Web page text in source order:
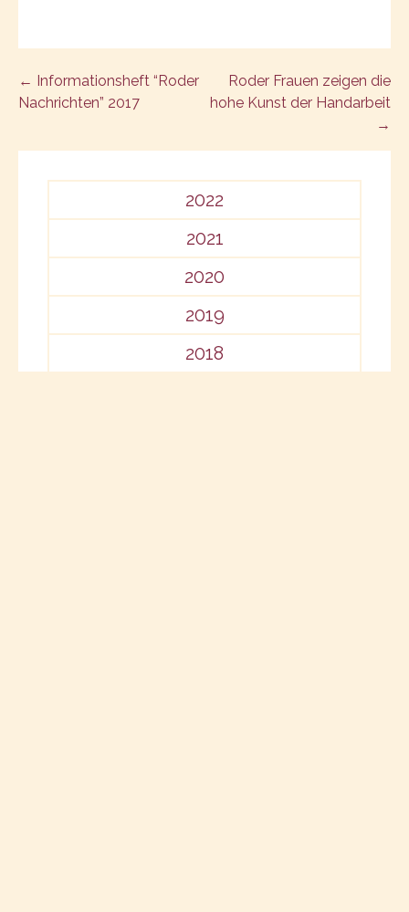
Post
← Informationsheft “Roder
Nachrichten” 2017
Roder Frauen zeigen die
hohe Kunst der Handarbeit
→
2022
2021
2020
2019
2018